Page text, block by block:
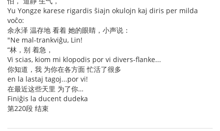
Yu Yongze karese rigardis ŝiajn okulojn kaj diris per milda
voĉo:
余永泽 温存地 看着 她的眼睛，小声说：
"Ne mal-trankviĝu, Lin!
“林，别 着急，
Vi scias, kiom mi klopodis por vi divers-flanke...
你知道，我 为你在各方面 忙活了很多
en la lastaj tagoj...por vi!
在最近这些天里 为了你…
Finiĝis la ducent dudeka
第220段 结束